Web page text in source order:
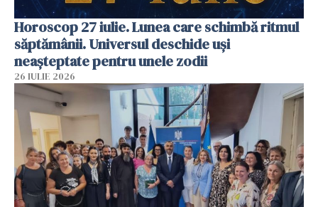
Horoscop 27 iulie. Lunea care schimbă ritmul
săptămânii. Universul deschide uși
neașteptate pentru unele zodii
26 IULIE 2026